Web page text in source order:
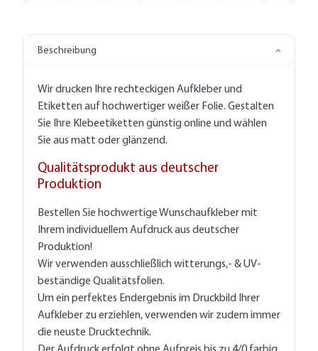
Beschreibung
Wir drucken Ihre rechteckigen Aufkleber und
Etiketten auf hochwertiger weißer Folie. Gestalten
Sie Ihre Klebeetiketten günstig online und wählen
Sie aus matt oder glänzend.
Qualitätsprodukt aus deutscher
Produktion
Bestellen Sie hochwertige Wunschaufkleber mit
Ihrem individuellem Aufdruck aus deutscher
Produktion!
Wir verwenden ausschließlich witterungs,- & UV-
beständige Qualitätsfolien.
Um ein perfektes Endergebnis im Druckbild Ihrer
Aufkleber zu erziehlen, verwenden wir zudem immer
die neuste Drucktechnik.